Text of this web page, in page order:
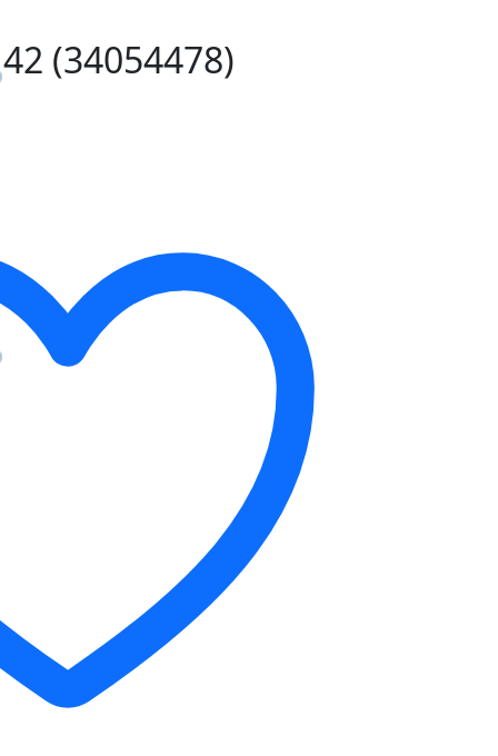
(34054478)